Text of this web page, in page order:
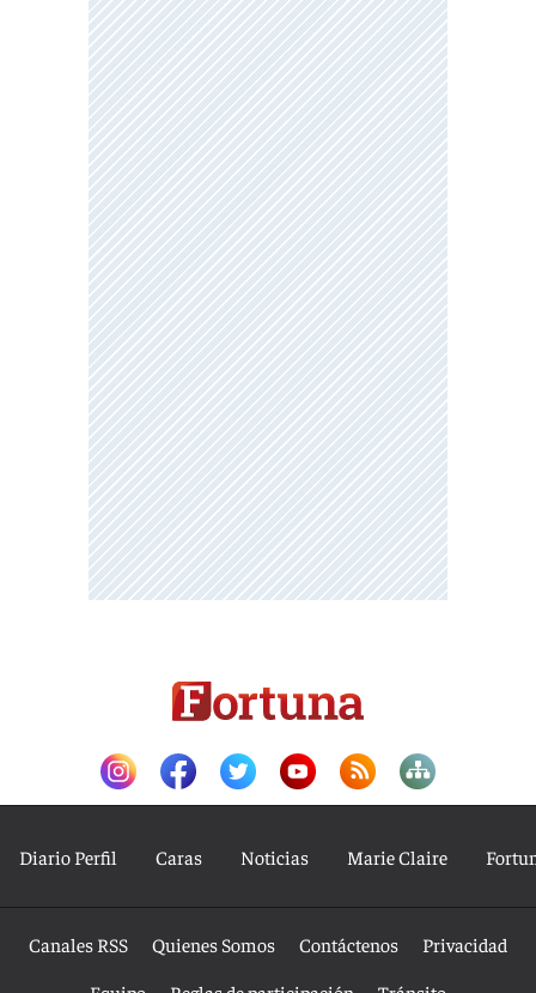
Diario Perfil Caras Noticias Marie Claire
Canales RSS Quienes Somos Contáctenos
Privacidad